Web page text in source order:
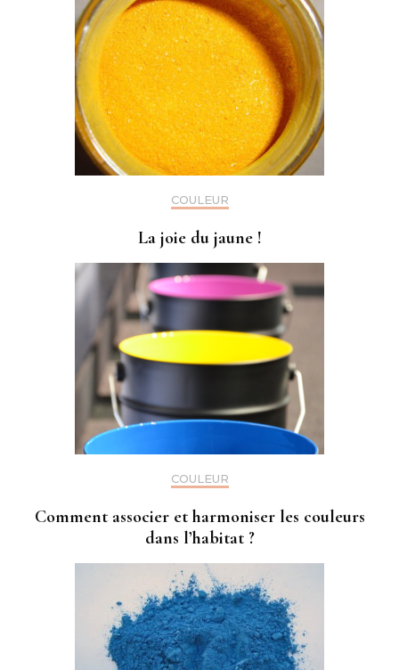
COULEUR
La joie du jaune !
COULEUR
Comment associer et harmoniser les couleurs
dans l’habitat ?